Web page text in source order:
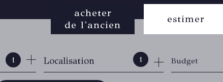
RAYOL CANADEL ET SA RÉGION
acheter
de l'ancien
du neuf
estimer
1 1
Localisation Budget